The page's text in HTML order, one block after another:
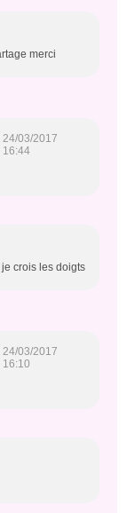
merci
24/03/2017
16:44
crois les doigts
24/03/2017
16:10